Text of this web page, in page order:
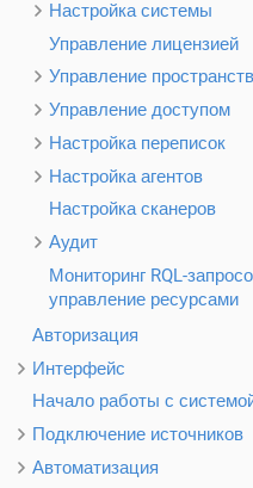
Настройка системы
Управление лицензией
Управление
Управление доступом
Настройка переписок
Настройка агентов
Настройка сканеров
Аудит
Мониторинг RQL-
управление ресурсами
Авторизация
Интерфейс
Начало работы с
Подключение источников
Автоматизация